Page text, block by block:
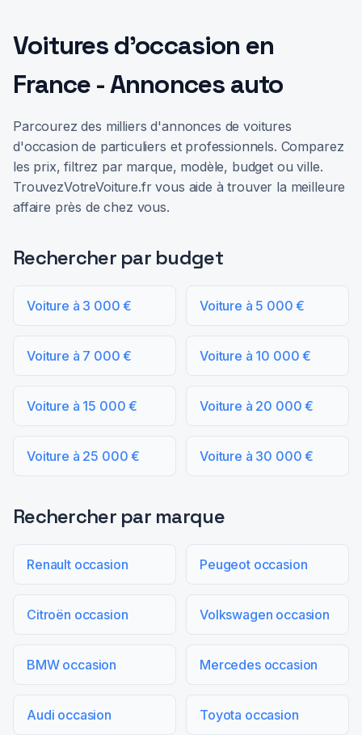
Voitures d'occasion en
France - Annonces auto
Parcourez des milliers d'annonces de voitures
d'occasion de particuliers et professionnels. Comparez
les prix, filtrez par marque, modèle, budget ou ville.
TrouvezVotreVoiture.fr vous aide à trouver la meilleure
affaire près de chez vous.
Rechercher par budget
Voiture à 3 000 € Voiture à 5 000 €
Voiture à 7 000 € Voiture à 10 000 €
Voiture à 15 000 € Voiture à 20 000 €
Voiture à 25 000 € Voiture à 30 000 €
Rechercher par marque
Renault occasion Peugeot occasion
Citroën occasion Volkswagen occasion
BMW occasion Mercedes occasion
Audi occasion Toyota occasion